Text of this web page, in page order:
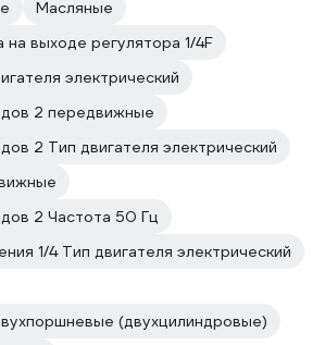
Масляные
выходе регулятора 1/4F
электрический
2 передвижные
2 Тип двигателя электрический
2 Частота 50 Гц
1/4 Тип двигателя электрический
(двухцилиндровые)